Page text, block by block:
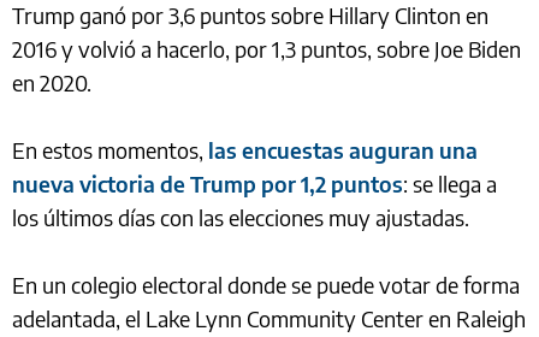
Trump ganó por 3,6 puntos sobre Hillary Clinton en
2016 y volvió a hacerlo, por 1,3 puntos, sobre Joe Biden
en 2020.
En estos momentos, las encuestas auguran una
nueva victoria de Trump por 1,2 puntos: se llega a
los últimos días con las elecciones muy ajustadas.
En un colegio electoral donde se puede votar de forma
adelantada, el Lake Lynn Community Center en Raleigh